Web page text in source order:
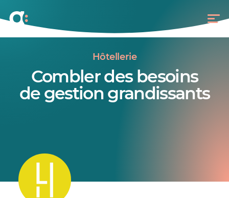
Hôtellerie
Combler des besoins
de gestion grandissants